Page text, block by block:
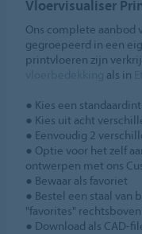
Vloervisualiser
Ons complete aanbod
gegroepeerd in een
printvloeren zijn
als in
● Kies een
● Kies uit acht
● Eenvoudig 2
● Optie voor het zelf
ontwerpen met ons
● Bewaar als favoriet
● Bestel een staal van
"favorites"
● Download als CAD-